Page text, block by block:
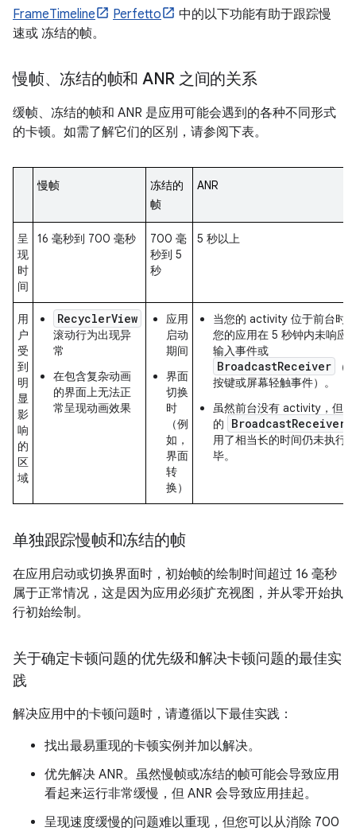
FrameTimeline Perfetto
中的以下功能有助于跟踪慢
速或 冻结的帧。
慢帧、冻结的帧和 ANR 之间的关系
缓帧、冻结的帧和 ANR 是应用可能会遇到的各种不同形式
的卡顿。如需了解它们的区别，请参阅下表。
慢帧
冻结的
帧
ANR
呈
现
时
间
16 毫秒到 700 毫秒
700 毫
秒到 5
秒
5 秒以上
用
户
受
到
明
显
影
响
的
区
域
RecyclerView
滚动行为出现异
常
在包含复杂动画
的界面上无法正
常呈现动画效果
应用
启动
期间
界面
切换
时
（例
如，
界面
转
换）
当您的 activity 位于前台时
您的应用在 5 秒钟内未响应
输入事件或
BroadcastReceiver
（
按键或屏幕轻触事件）。
虽然前台没有 activity，但您
的
BroadcastReceiver
用了相当长的时间仍未执行
毕。
单独跟踪慢帧和冻结的帧
在应用启动或切换界面时，初始帧的绘制时间超过 16 毫秒
属于正常情况，这是因为应用必须扩充视图，并从零开始执
行初始绘制。
关于确定卡顿问题的优先级和解决卡顿问题的最佳实
践
解决应用中的卡顿问题时，请遵循以下最佳实践：
找出最易重现的卡顿实例并加以解决。
优先解决 ANR。虽然慢帧或冻结的帧可能会导致应用
看起来运行非常缓慢，但 ANR 会导致应用挂起。
呈现速度缓慢的问题难以重现，但您可以从消除 700